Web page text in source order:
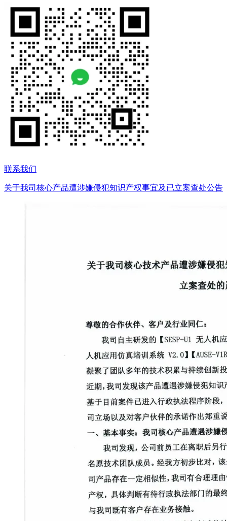
联系我们
关于我司核心产品遭涉嫌侵犯知识产权事宜及已立案查处公告